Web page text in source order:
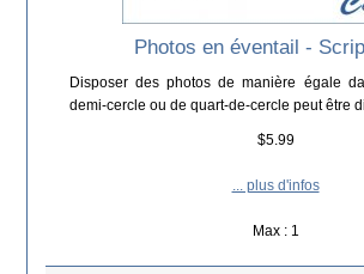
Photos en éventail -
Disposer des photos de manière égale
demi-cercle ou de quart-de-cercle peut être
$5.99
... plus d'infos
Max : 1